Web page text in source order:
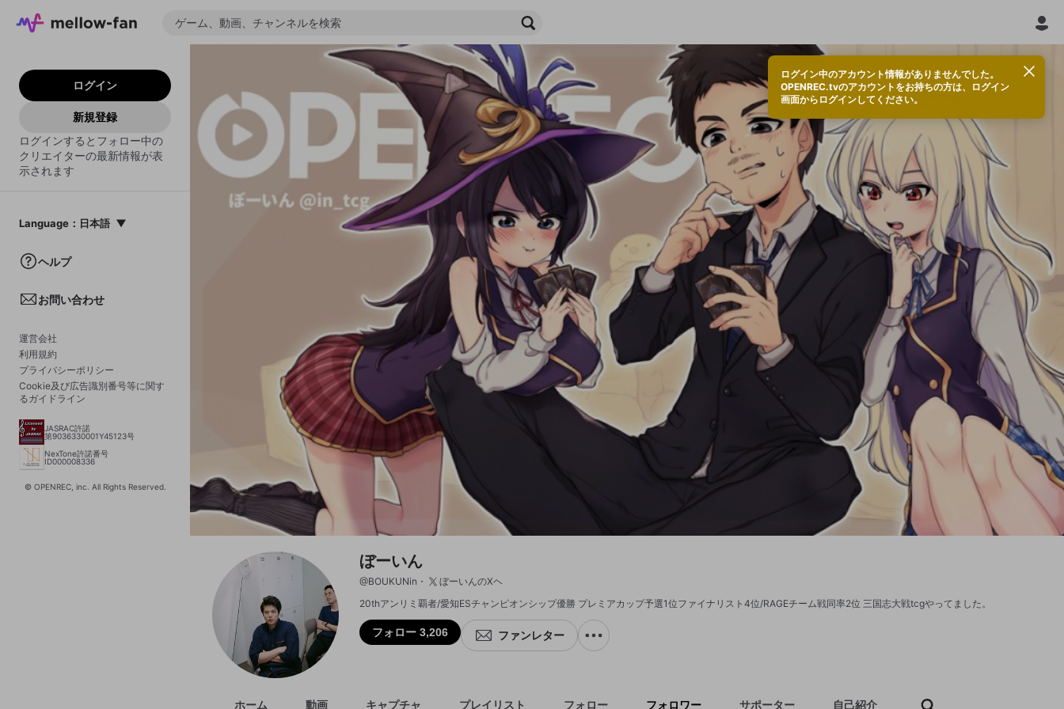
ログイン
新規登録
ログインするとフォロー中の
クリエイターの最新情報が表
示されます
Language ： 日本語
中文(簡体)
ヘルプ
お問い合わせ
運営会社
利用規約
プライバシーポリシー
Cookie及び広告識別番号等に関す
るガイドライン
JASRAC許諾
第9036330001Y45123号
NexTone許諾番号
ID000008336
© OPENREC, inc. All Rights Reserved.
ログイン中のアカウント情報がありませんでした。
OPENREC.tvのアカウントをお持ちの方は、ログイン
画面からログインしてください。
ぼーいん
@BOUKUNin ぼーいんのXヘ
フォロー 3,206 ファンレター
20thアンリミ覇者/愛知ESチャンピオンシップ優勝 プレミアカップ予選1位ファイナリスト4位/RAGEチーム戦同率2位 三国志大戦tcgやってました。
ホーム 動画 キャプチャ プレイリスト フォロー フォロワー サポーター 自己紹介